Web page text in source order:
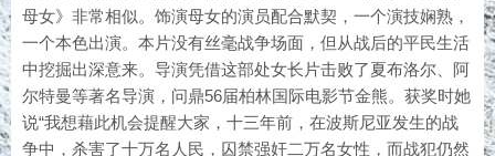
母女》非常相似。饰演母女的演员配合默契，一个演技娴熟，
一个本色出演。本片没有丝毫战争场面，但从战后的平民生活
中挖掘出深意来。导演凭借这部处女长片击败了夏布洛尔、阿
尔特曼等著名导演，问鼎56届柏林国际电影节金熊。获奖时她
说“我想藉此机会提醒大家，十三年前，在波斯尼亚发生的战
争中，杀害了十万名人民，囚禁强奸二万名女性，而战犯仍然